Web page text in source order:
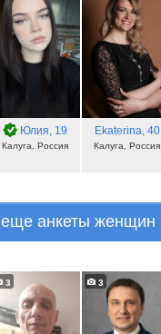
Юлия, 19
Калуга, Россия
Ekaterina, 40
Калуга, Россия
еще анкеты женщин
3 3